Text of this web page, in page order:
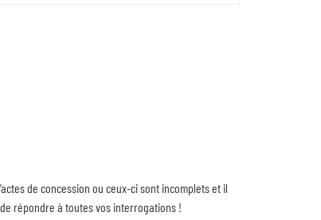
de concession ou ceux-ci sont incomplets et il
répondre à toutes vos interrogations !